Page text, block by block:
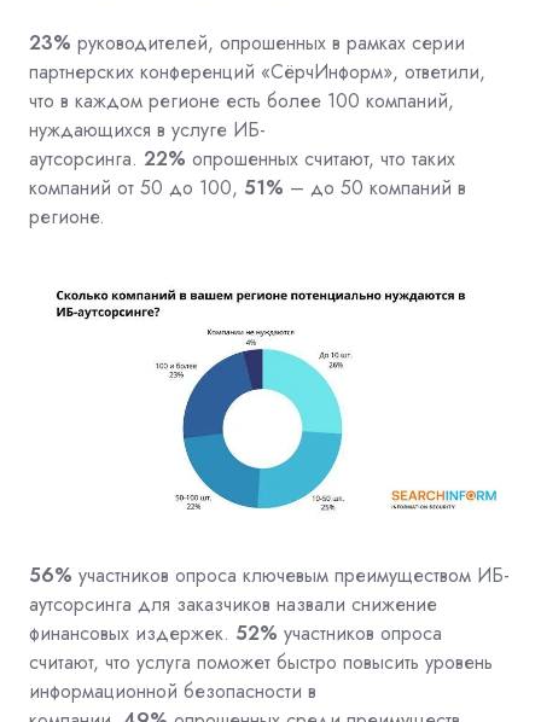
23% руководителей, опрошенных в рамках серии
партнерских конференций «СёрчИнформ», ответили,
что в каждом регионе есть более 100 компаний,
нуждающихся в услуге ИБ-
аутсорсинга. 22% опрошенных считают, что таких
компаний от 50 до 100, 51% – до 50 компаний в
регионе.
56% участников опроса ключевым преимуществом ИБ-
аутсорсинга для заказчиков назвали снижение
финансовых издержек. 52% участников опроса
считают, что услуга поможет быстро повысить уровень
информационной безопасности в